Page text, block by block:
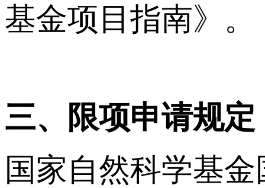
基金项目指南》。
三、限项申请规定
国家自然科学基